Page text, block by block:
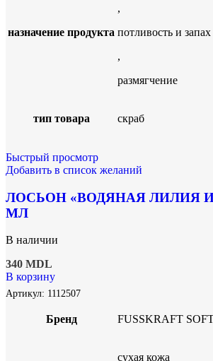
назначение продукта
,
потливость и запах
,
размягчение
тип товара скраб
Быстрый просмотр
Добавить в список желаний
ЛОСЬОН «ВОДЯНАЯ ЛИЛИЯ И
МЛ
В наличии
340 MDL
В корзину
Артикул: 1112507
Бренд FUSSKRAFT
сухая кожа